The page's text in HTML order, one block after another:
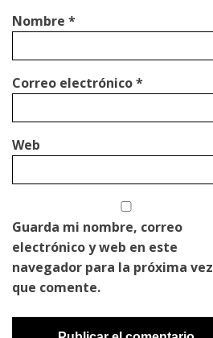
Nombre *
Correo electrónico*
Web
Guarda mi nombre, correo
electrónico y web en este
navegador para la próxima vez
que comente.